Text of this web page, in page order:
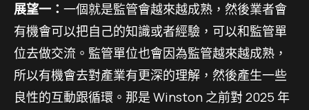
展望一： 一個就是監管會越來越成熟，然後業者會
有機會可以把自己的知識或者經驗，可以和監管單
位去做交流。監管單位也會因為監管越來越成熟，
所以有機會去對產業有更深的理解，然後產生一些
良性的互動跟循環。那是 Winston 之前對 2025 年